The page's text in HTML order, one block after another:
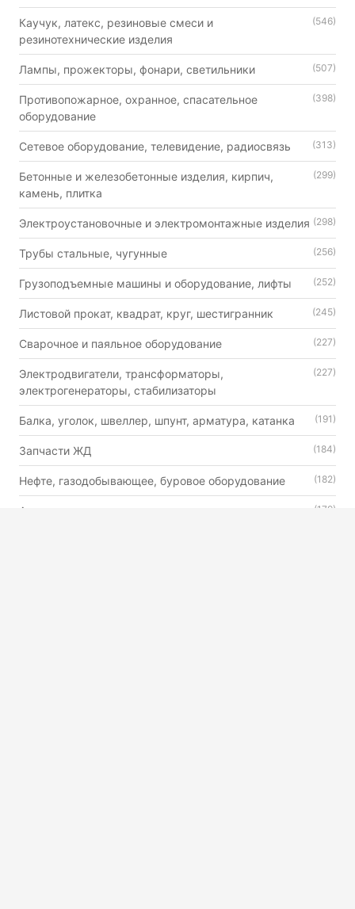
Каучук, латекс, резиновые смеси и
резинотехнические изделия
(546)
Лампы, прожекторы, фонари, светильники (507)
Противопожарное, охранное, спасательное
оборудование
(398)
Сетевое оборудование, телевидение, радиосвязь (313)
Бетонные и железобетонные изделия, кирпич,
камень, плитка
(299)
Электроустановочные и электромонтажные изделия (298)
Трубы стальные, чугунные (256)
Грузоподъемные машины и оборудование, лифты (252)
Листовой прокат, квадрат, круг, шестигранник (245)
Сварочное и паяльное оборудование (227)
Электродвигатели, трансформаторы,
электрогенераторы, стабилизаторы
(227)
Балка, уголок, швеллер, шпунт, арматура, катанка (191)
Запчасти ЖД (184)
Нефте, газодобывающее, буровое оборудование (182)
Автошины, камеры и диски (179)